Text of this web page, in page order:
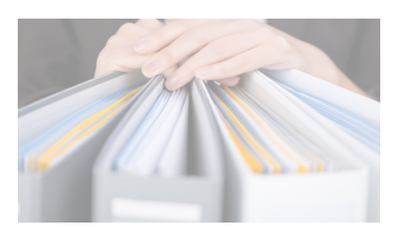
универсальная
товарная биржа
Общественная
жизнь
Идеологическая
работа
Официальные